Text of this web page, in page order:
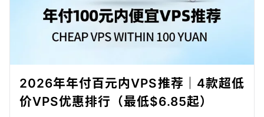
2026年年付百元内VPS推荐｜4款超低
价VPS优惠排行（最低$6.85起）